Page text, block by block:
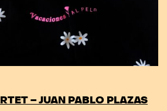
– JUAN PABLO PLAZAS